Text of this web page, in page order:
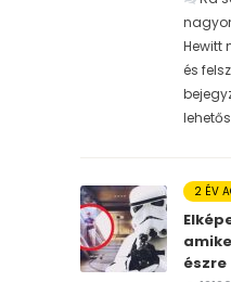
Hewitt
és
2 ÉV
észre